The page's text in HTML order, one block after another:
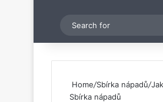
Switch skin
Home/Sbírka nápadů/
Sbírka nápadů